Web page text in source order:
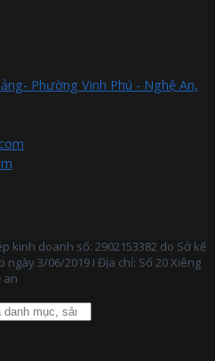
Phường Vinh Phú - Nghệ An,
kinh doanh số: 2902153382 do Sở kế
ngày 3/06/2019 I Địa chỉ: Số 20 Xiêng
an